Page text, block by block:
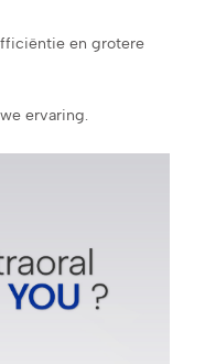
en grotere
ervaring.